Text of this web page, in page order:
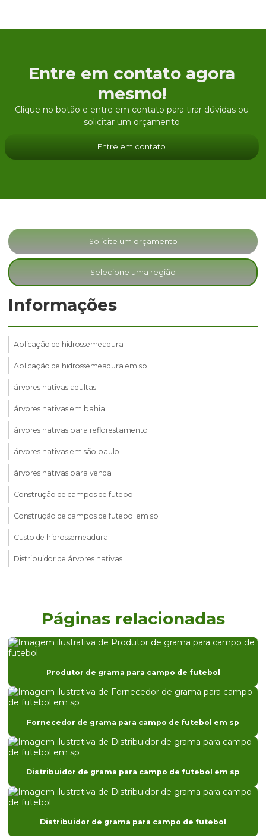
Entre em contato agora
mesmo!
Clique no botão e entre em contato para tirar dúvidas ou
solicitar um orçamento
Entre em contato
Solicite um orçamento
Selecione uma região
Informações
Aplicação de hidrossemeadura
Aplicação de hidrossemeadura em sp
árvores nativas adultas
árvores nativas em bahia
árvores nativas para reflorestamento
árvores nativas em são paulo
árvores nativas para venda
Construção de campos de futebol
Construção de campos de futebol em sp
Custo de hidrossemeadura
Distribuidor de árvores nativas
Distribuidor de grama batatais
Distribuidor de grama batatais em sp
Distribuidor de grama bermuda em paraná
Distribuidor de grama bermuda em são paulo
Distribuidor de grama para campo de futebol em sp
Distribuidor de grama para campo de golfe
Distribuidor de grama para casa de praia em sp
Páginas relacionadas
Produtor de grama para campo de futebol
Fornecedor de grama para campo de futebol em sp
Distribuidor de grama para campo de futebol em sp
Distribuidor de grama para campo de futebol